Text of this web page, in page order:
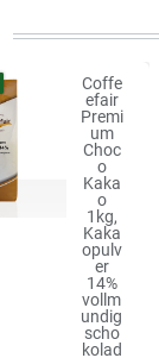
Coffe
efair
Premi
um
Choc
o
Kaka
o
1kg,
Kaka
opulv
er
14%
vollm
undig
scho
kolad